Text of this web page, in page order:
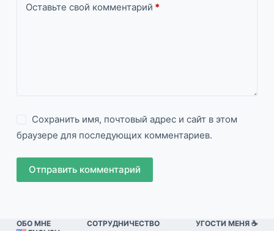
Оставьте свой комментарий *
Сохранить имя, почтовый адрес и сайт в этом
браузере для последующих комментариев.
Отправить комментарий
ОБО МНЕ СОТРУДНИЧЕСТВО
УГОСТИ МЕНЯ ☕️